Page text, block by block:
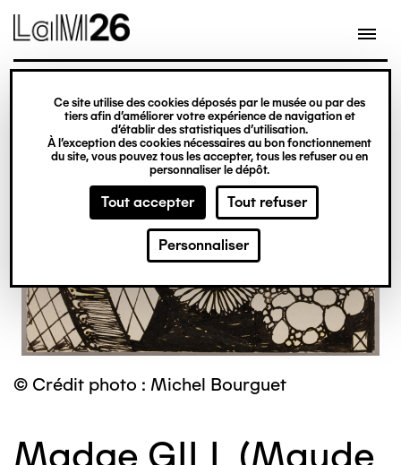
Gestion des cookies
Ce site utilise des cookies déposés par le musée ou par des
tiers afin d’améliorer votre expérience de navigation et
d’établir des statistiques d’utilisation.
À l’exception des cookies nécessaires au bon fonctionnement
du site, vous pouvez tous les accepter, tous les refuser ou en
personnaliser le dépôt.
Tout accepter Tout refuser
Personnaliser
contenu
© Crédit photo : Michel Bourguet
Madge GILL (Maude